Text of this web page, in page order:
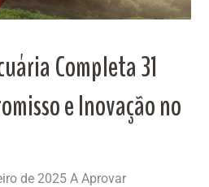
Completa 31
e Inovação no
de 2025 A Aprovar